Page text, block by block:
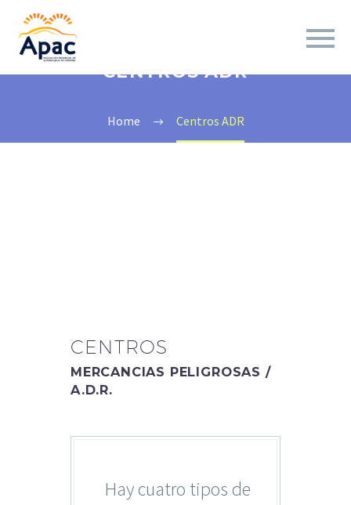
CENTROS ADR
Home Centros ADR
CENTROS
MERCANCIAS PELIGROSAS /
A.D.R.
Hay cuatro tipos de